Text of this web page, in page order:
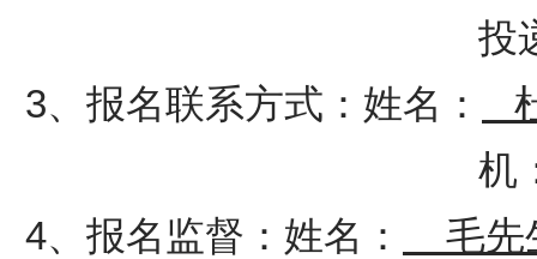
投
3、报名联系方式：姓名：
机
4、报名监督：姓名：
毛先